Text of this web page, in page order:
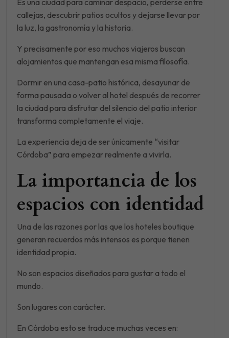
Es una ciudad para caminar despacio, perderse entre
callejas, descubrir patios ocultos y dejarse llevar por
la luz, la gastronomía y la historia.
Y precisamente por eso muchos viajeros buscan
alojamientos que mantengan esa misma filosofía.
Dormir en una casa-patio histórica, desayunar de
forma pausada o volver al hotel después de recorrer
la ciudad para disfrutar del silencio del patio interior
transforma completamente el viaje.
La experiencia deja de ser únicamente “visitar
Córdoba” para empezar realmente a vivirla.
La importancia de los
espacios con identidad
Una de las razones por las que los hoteles boutique
generan recuerdos más intensos es porque tienen
identidad propia.
No son espacios diseñados para gustar a todo el
mundo.
Son lugares con carácter.
En Córdoba esto se traduce muchas veces en: